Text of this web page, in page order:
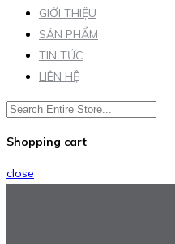
GIỚI THIỆU
SẢN PHẨM
TIN TỨC
LIÊN HỆ
Shopping cart
close